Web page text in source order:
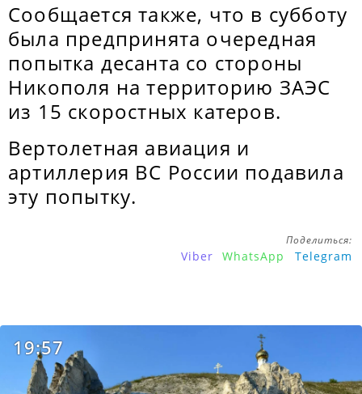
Сообщается также, что в субботу
была предпринята очередная
попытка десанта со стороны
Никополя на территорию ЗАЭС
из 15 скоростных катеров.
Вертолетная авиация и
артиллерия ВС России подавила
эту попытку.
Поделиться:
Viber WhatsApp Telegram
19:57